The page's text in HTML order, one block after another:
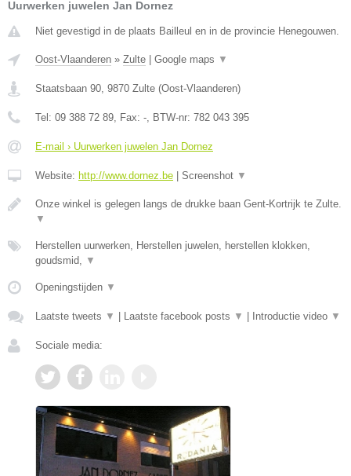
Uurwerken juwelen Jan Dornez
Niet gevestigd in de plaats Bailleul en in de provincie Henegouwen.
Oost-Vlaanderen » Zulte Google maps ▼
Staatsbaan 90, 9870 Zulte (Oost-Vlaanderen)
Tel: 09 388 72 89, Fax: -, BTW-nr: 782 043 395
E-mail › Uurwerken juwelen Jan Dornez
Website: http://www.dornez.be Screenshot ▼
Onze winkel is gelegen langs de drukke baan Gent-Kortrijk te Zulte.
▼
Herstellen uurwerken, Herstellen juwelen, herstellen klokken,
goudsmid, ▼
Openingstijden ▼
Laatste tweets ▼ Laatste facebook posts ▼ Introductie video ▼
Sociale media: